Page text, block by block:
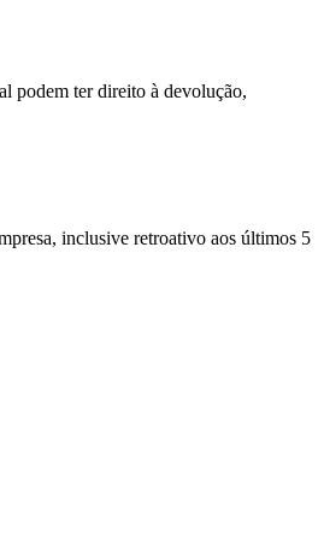
podem ter direito à devolução,
inclusive retroativo aos últimos 5